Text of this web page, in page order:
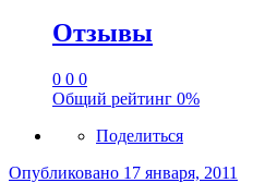
Отзывы
0 0 0
Общий рейтинг 0%
Поделиться
Опубликовано 17 января, 2011